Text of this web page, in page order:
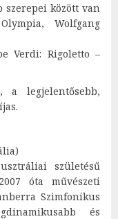
szerepei között van
Wolfgang
Verdi: Rigoletto –
a legjelentősebb,
születésű
óta művészeti
Szimfonikus
és